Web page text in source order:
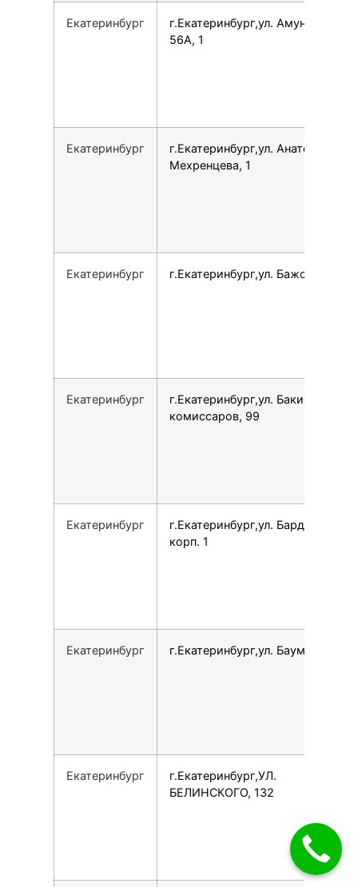
Екатеринбург
г.Екатеринбург,ул. Амундсена,
56А, 1
Екатеринбург
г.Екатеринбург,ул. Анатолия
Мехренцева, 1
Екатеринбург г.Екатеринбург,ул. Бажова, 125
Екатеринбург
г.Екатеринбург,ул. Бакинских
комиссаров, 99
Екатеринбург
г.Екатеринбург,ул. Бардина, 11
корп. 1
Екатеринбург г.Екатеринбург,ул. Баумана, 4Б
Екатеринбург
г.Екатеринбург,УЛ.
БЕЛИНСКОГО, 132